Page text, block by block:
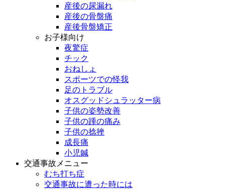
産後の尿漏れ
産後の骨盤痛
産後骨盤矯正
お子様向け
夜驚症
チック
おねしょ
スポーツでの怪我
足のトラブル
オスグッドシュラッター病
子供の姿勢改善
子供の踵の痛み
子供の捻挫
成長痛
小児鍼
交通事故メニュー
むち打ち症
交通事故に遭った時には